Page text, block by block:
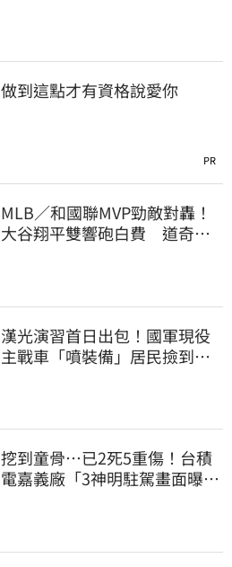
做到這點才有資格說愛你
PR
MLB／和國聯MVP勁敵對轟！
大谷翔平雙響砲白費 道奇連2
漢光演習首日出包！國軍現役
主戰車「噴裝備」居民撿到零
挖到童骨…已2死5重傷！台積
電嘉義廠「3神明駐駕畫面曝